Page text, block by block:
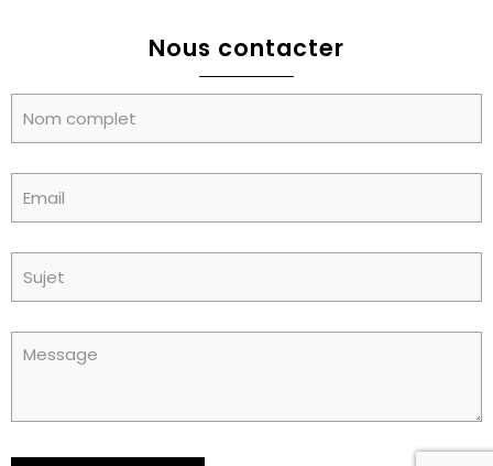
Nous contacter